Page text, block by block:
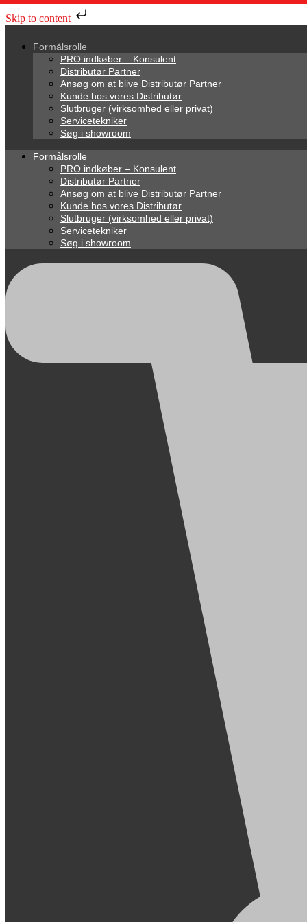
Skip to content
Formålsrolle
PRO indkøber – Konsulent
Distributør Partner
Ansøg om at blive Distributør Partner
Kunde hos vores Distributør
Slutbruger (virksomhed eller privat)
Servicetekniker
Søg i showroom
Formålsrolle
PRO indkøber – Konsulent
Distributør Partner
Ansøg om at blive Distributør Partner
Kunde hos vores Distributør
Slutbruger (virksomhed eller privat)
Servicetekniker
Søg i showroom